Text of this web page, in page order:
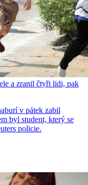
a zranil čtyři lidi, pak
v pátek zabil
byl student, který se
policie.